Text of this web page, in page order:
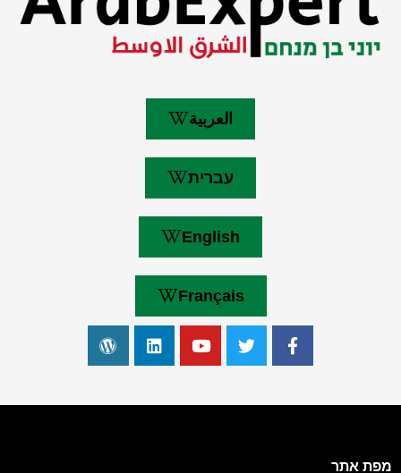
العربية
עברית
English
Français
מפת אתר